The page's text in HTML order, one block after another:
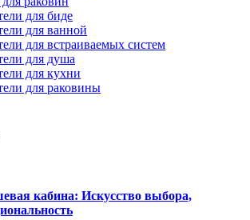
для биде
для ванной
для встраиваемых систем
для душа
для кухни
для раковины
кабина: Искусство выбора,